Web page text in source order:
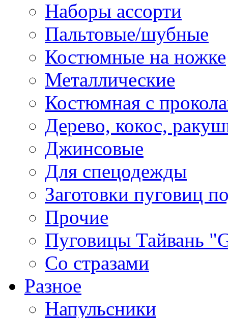
Наборы ассорти
Пальтовые/шубные
Костюмные на ножке
Металлические
Костюмная с
Дерево, кокос,
Джинсовые
Для спецодежды
Заготовки пуговиц
Прочие
Пуговицы Тайвань
Со стразами
Разное
Напульсники